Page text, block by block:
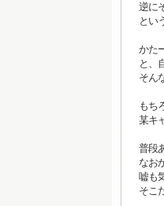
逆に
とい
かた
と、
そん
もち
某キ
普段
なお
嘘も
そこ